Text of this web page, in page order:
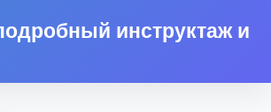
инструктаж и